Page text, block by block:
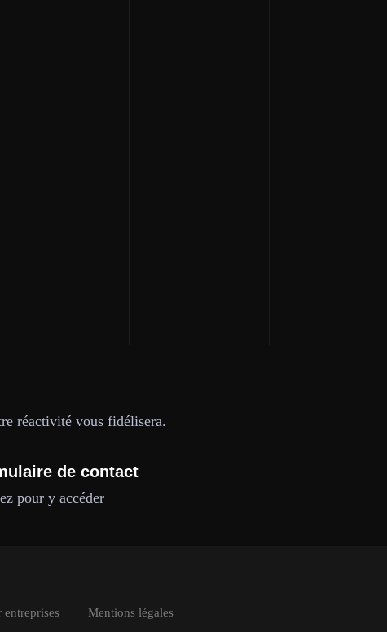
réactivité vous fidélisera.
de contact
pour y accéder
Mentions légales